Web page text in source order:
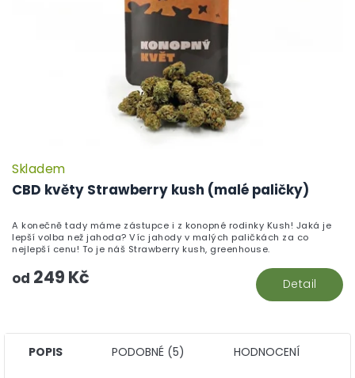
CBD květy Strawberry kush (malé paličky)
Skladem
od 249 Kč Detail
A konečně tady máme zástupce i z konopné rodinky Kush! Jaká je
lepší volba než jahoda? Víc jahody v malých paličkách za co
nejlepší cenu! To je náš Strawberry kush, greenhouse.
POPIS PODOBNÉ (5) HODNOCENÍ